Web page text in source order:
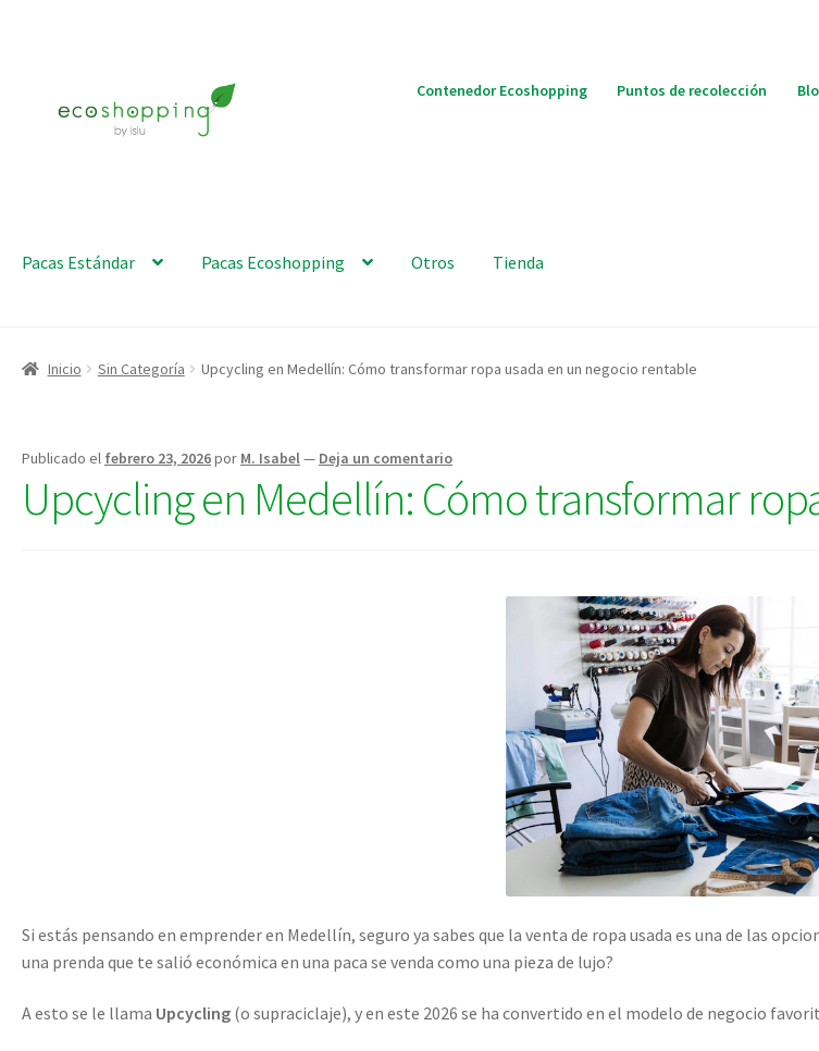
Contenedor Ecoshopping Puntos de recolección
Pacas Estándar Pacas Ecoshopping Otros Tienda
Inicio Sin Categoría Upcycling en Medellín: Cómo transformar ropa usada en un negocio rentable
Publicado el febrero 23, 2026por M. Isabel— Deja un comentario
Upcycling en Medellín: Cómo transformar
Si estás pensando en emprender en Medellín, seguro ya sabes que la venta de ropa usada es una de las
una prenda que te salió económica en una paca se venda como una pieza de lujo?
A esto se le llama Upcycling (o supraciclaje), y en este 2026 se ha convertido en el modelo de negocio